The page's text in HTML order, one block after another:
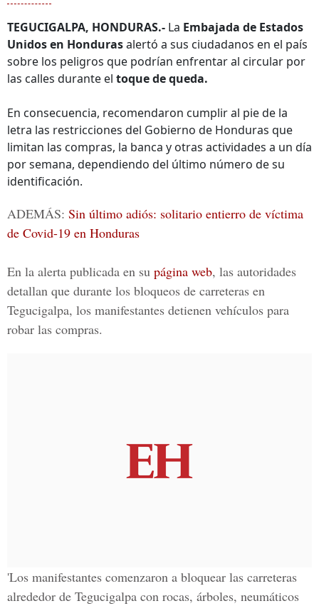
TEGUCIGALPA, HONDURAS.- La Embajada de Estados
Unidos en Hondurasalertó a sus ciudadanos en el país
sobre los peligros que podrían enfrentar al circular por
las calles durante el toque de queda.
En consecuencia, recomendaron cumplir al pie de la
letra las restricciones del Gobierno de Honduras que
limitan las compras, la banca y otras actividades a un día
por semana, dependiendo del último número de su
identificación.
ADEMÁS: Sin último adiós: solitario entierro de víctima
de Covid-19 en Honduras
En la alerta publicada en su página web, las autoridades
detallan que durante los bloqueos de carreteras en
Tegucigalpa, los manifestantes detienen vehículos para
robar las compras.
'Los manifestantes comenzaron a bloquear las carreteras
alrededor de Tegucigalpa con rocas, árboles, neumáticos